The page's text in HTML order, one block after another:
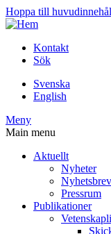
Hoppa till
Kontakt
Sök
Svenska
English
Meny
Main menu
Aktuellt
Nyheter
Nyhetsbrev
Pressrum
Publikationer